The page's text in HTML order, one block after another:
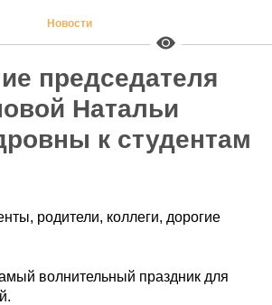
Новости
председателя
Натальи
к студентам
родители, коллеги, дорогие
волнительный праздник для